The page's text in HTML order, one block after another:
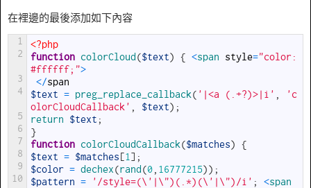
在裡邊的最後添加如下內容
1
2
3
4
5
6
7
8
9
10
<?php
function colorCloud ($text) { <span style="color:
#ffffff;">
</span
$text = preg_replace_callback( '|<a (.+?)>|i'
'c
olorCloudCallback'
$text) ;
return
$text ;
}
function colorCloudCallback($matches)
{
$text = $matches [1 ] ;
$color = dechex(rand (0 16777215)) ;
$pattern = '/style=(\'|\")(.*)(\'|\")/i' ; <